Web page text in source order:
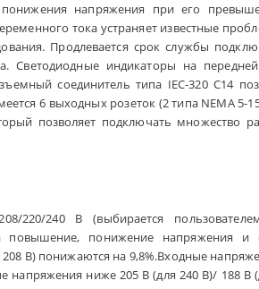
напряжения при его
тока устраняет известные
Продлевается срок службы
Светодиодные индикаторы на
соединитель типа IEC-320 C14
6 выходных розеток (2 типа NEMA 5-
позволяет подключать множество
220/240 В (выбирается
повышение, понижение напряжения и
В) понижаются на 9,8%.Входные
напряжения ниже 205 В (для 240 В)/ 188